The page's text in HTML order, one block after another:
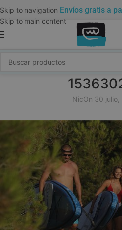
Skip to navigation
Skip to main content
Envíos gratis a
NicOn 30 julio,